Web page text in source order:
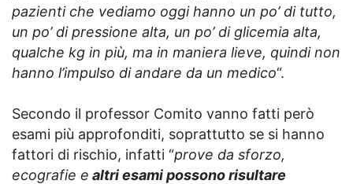
pazienti che vediamo oggi hanno un po’ di tutto,
un po’ di pressione alta, un po’ di glicemia alta,
qualche kg in più, ma in maniera lieve, quindi non
hanno l’impulso di andare da un medico“.
Secondo il professor Comito vanno fatti però
esami più approfonditi, soprattutto se si hanno
fattori di rischio, infatti “prove da sforzo,
ecografie e altri esami possono risultare